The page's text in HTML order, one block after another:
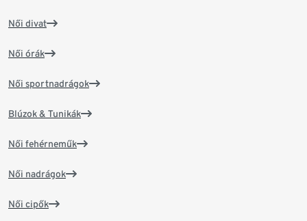
Női divat
Női órák
Női sportnadrágok
Blúzok & Tunikák
Női fehérneműk
Női nadrágok
Női cipők